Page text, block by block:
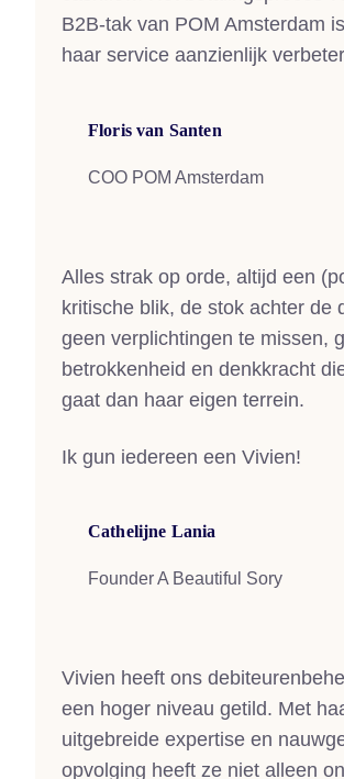
B2B-tak van POM Amsterdam
haar service aanzienlijk
Floris van Santen
COO POM Amsterdam
Alles strak op orde, altijd een
kritische blik, de stok achter de
geen verplichtingen te missen,
betrokkenheid en denkkracht
gaat dan haar eigen terrein.
Ik gun iedereen een Vivien!
Cathelijne Lania
Founder A Beautiful Sory
Vivien heeft ons
een hoger niveau getild. Met
uitgebreide expertise en
opvolging heeft ze niet alleen